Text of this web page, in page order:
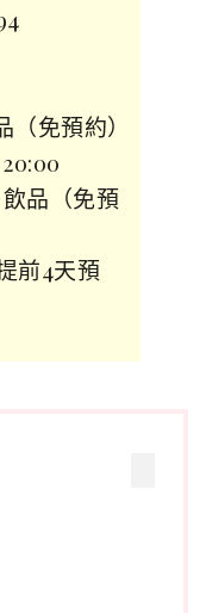
免預約）
品（免預
前4天預